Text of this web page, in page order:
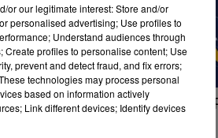
or our legitimate interest: Store and/or
personalised advertising; Use profiles to
Understand audiences through
profiles to personalise content; Use
prevent and detect fraud, and fix errors;
technologies may process personal
based on information actively
Link different devices; Identify devices